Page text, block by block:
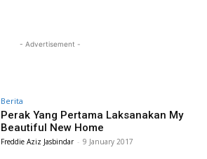
- Advertisement -
Berita
Perak Yang Pertama Laksanakan My
Beautiful New Home
Freddie Aziz Jasbindar - 9 January 2017